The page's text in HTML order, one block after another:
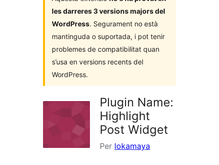
les darreres 3 versions majors del
WordPress. Segurament no està
mantinguda o suportada, i pot tenir
problemes de compatibilitat quan
s’usa en versions recents del
WordPress.
Plugin Name:
Highlight
Post Widget
Per lokamaya